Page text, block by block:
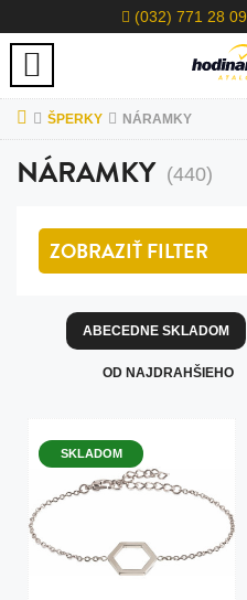
(032) 771 28 09
ŠPERKY NÁRAMKY
NÁRAMKY (440)
ZOBRAZIŤFILTER
ABECEDNE SKLADOM
OD NAJDRAHŠIEHO
SKLADOM